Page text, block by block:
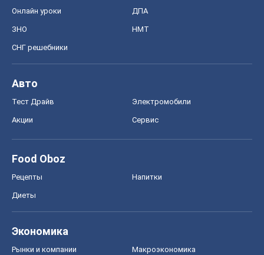
Онлайн уроки ДПА
ЗНО НМТ
СНГ решебники
Авто
Тест Драйв Электромобили
Акции Сервис
Food Oboz
Рецепты Напитки
Диеты
Экономика
Рынки и компании Mакроэкономика